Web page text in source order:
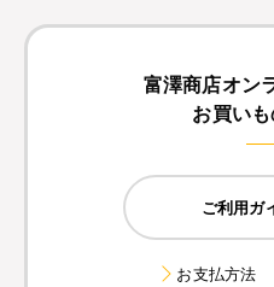
富澤商店オン
お買い
ご利用ガ
お支払方法